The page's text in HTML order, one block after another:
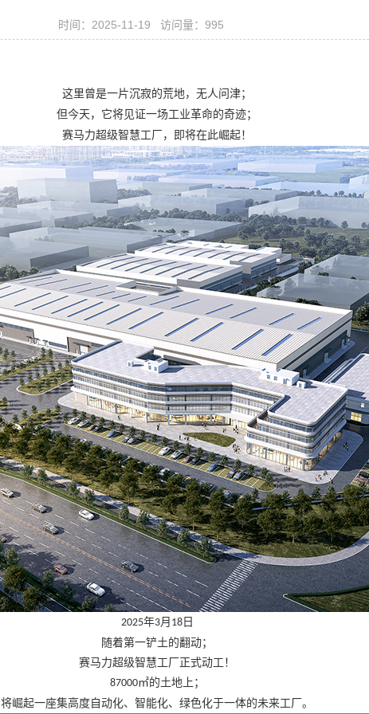
时间：2025-11-19 访问量：995
这里曾是一片沉寂的荒地，无人问津；
但今天，它将见证一场工业革命的奇迹；
赛马力超级智慧工厂，即将在此崛起！
2025年3月 18日
随着第一铲土的翻动；
赛马力超级智慧工厂正式动工！
87000㎡的土地上 ；
将崛起一座集高度自动化、智能化、绿色化于一体的未来工厂。